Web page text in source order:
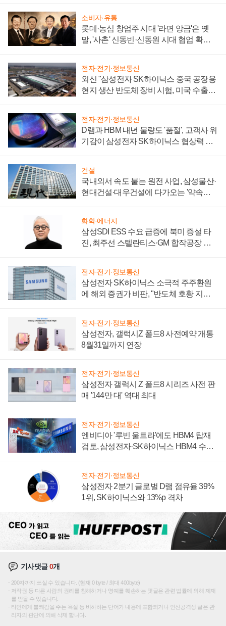
소비자·유통
롯데·농심 창업주 시대 '라면 앙금'은 옛
말, '사촌' 신동빈·신동원 시대 협업 확대
전자·전기·정보통신
외신 "삼성전자 SK하이닉스 중국 공장용
현지 생산 반도체 장비 시험, 미국 수출통
전자·전기·정보통신
D램과 HBM 내년 물량도 '품절', 고객사 위
기감이 삼성전자 SK하이닉스 협상력 더
건설
국내외서 속도 붙는 원전 사업, 삼성물산·
현대건설·대우건설에 다가오는 '약속의
화학·에너지
삼성SDI ESS 수요 급증에 북미 증설 타
진, 최주선 스텔란티스·GM 합작공장 건
전자·전기·정보통신
삼성전자 SK하이닉스 소극적 주주환원
에 해외 증권가 비판, "반도체 호황 지속
전자·전기·정보통신
삼성전자, 갤럭시Z 폴드8 사전예약 개통
8월31일까지 연장
전자·전기·정보통신
삼성전자 갤럭시 Z 폴드8 시리즈 사전 판
매 '144만 대' 역대 최대
전자·전기·정보통신
엔비디아 '루빈 울트라'에도 HBM4 탑재
검토, 삼성전자·SK하이닉스 HBM4 수율
전자·전기·정보통신
삼성전자 2분기 글로벌 D램 점유율 39%
1위, SK하이닉스와 13%p 격차
기사댓글0개
200자까지 쓰실 수 있습니다. (현재 0 byte / 최대 400byte)
저작권 등 다른 사람의 권리를 침해하거나 명예를 훼손하는 댓글은 관련 법률에 의해 제재
를 받을 수 있습니다.
타인에게 불쾌감을 주는 욕설 등 비하하는 단어가 내용에 포함되거나 인신공격성 글은 관
리자의 판단에 의해 삭제 합니다.